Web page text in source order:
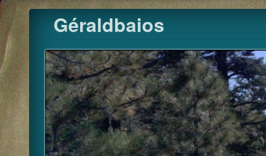
Pour
Skip
to
content
Géraldbaios